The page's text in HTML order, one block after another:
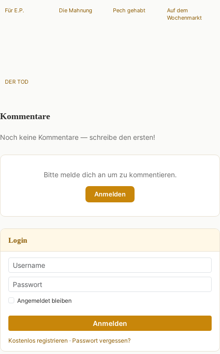
Für E.P. Die Mahnung Pech gehabt
Auf dem
Wochenmarkt
DER TOD
Kommentare
Noch keine Kommentare — schreibe den ersten!
Bitte melde dich an um zu kommentieren.
Anmelden
Login
Angemeldet bleiben
Anmelden
Kostenlos registrieren · Passwort vergessen?